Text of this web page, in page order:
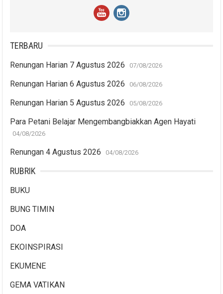
TERBARU
Renungan Harian 7 Agustus 2026 07/08/2026
Renungan Harian 6 Agustus 2026 06/08/2026
Renungan Harian 5 Agustus 2026 05/08/2026
Para Petani Belajar Mengembangbiakkan Agen Hayati
04/08/2026
Renungan 4 Agustus 2026 04/08/2026
RUBRIK
BUKU
BUNG TIMIN
DOA
EKOINSPIRASI
EKUMENE
GEMA VATIKAN